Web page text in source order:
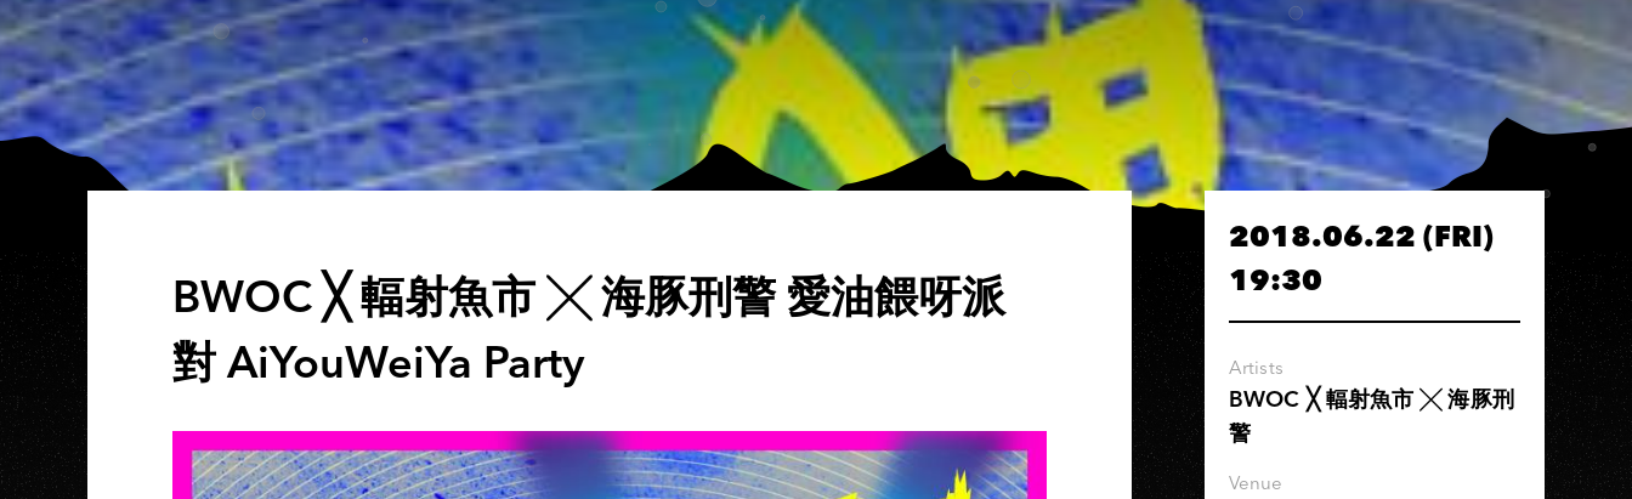
BWOC ╳ 輻射魚市 ╳ 海豚刑警 愛油餵呀派
對 AiYouWeiYa Party
2018.06.22 (FRI)
19:30
Artists
BWOC ╳ 輻射魚市 ╳ 海豚刑
警
Venue